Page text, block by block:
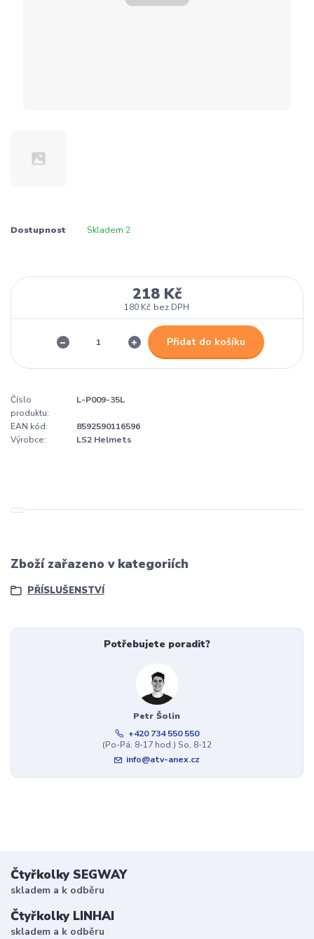
Dostupnost Skladem 2
218 Kč
180 Kč bez DPH
Přidat do košíku
Číslo
produktu:
L-P009-35L
EAN kód:
8592590116596
Výrobce:
LS2 Helmets
Zboží zařazeno v kategoriích
PŘÍSLUŠENSTVÍ
Potřebujete poradit?
Petr Šolin
+420 734 550 550
(Po-Pá, 8-17 hod.) So, 8-12
info@atv-anex.cz
Čtyřkolky SEGWAY
skladem a k odběru
Čtyřkolky LINHAI
skladem a k odběru